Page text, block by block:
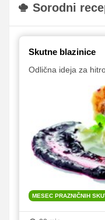
Sorodni
Skutne blazinice
Odlična ideja za
MESEC PRAZNIČNIH